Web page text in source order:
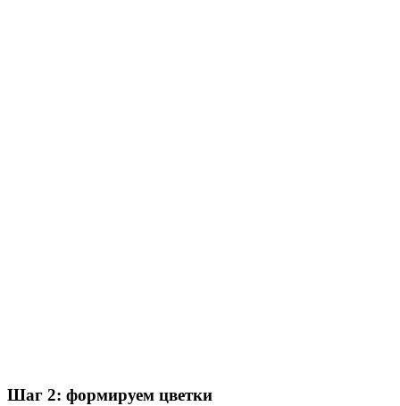
Шаг 2: формируем цветки